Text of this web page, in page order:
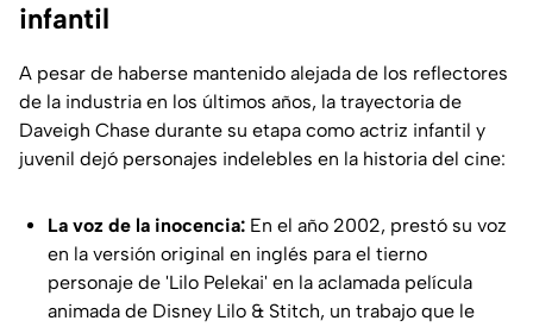
infantil
A pesar de haberse mantenido alejada de los reflectores
de la industria en los últimos años, la trayectoria de
Daveigh Chase durante su etapa como actriz infantil y
juvenil dejó personajes indelebles en la historia del cine:
La voz de la inocencia: En el año 2002, prestó su voz
en la versión original en inglés para el tierno
personaje de 'Lilo Pelekai' en la aclamada película
animada de Disney Lilo & Stitch, un trabajo que le